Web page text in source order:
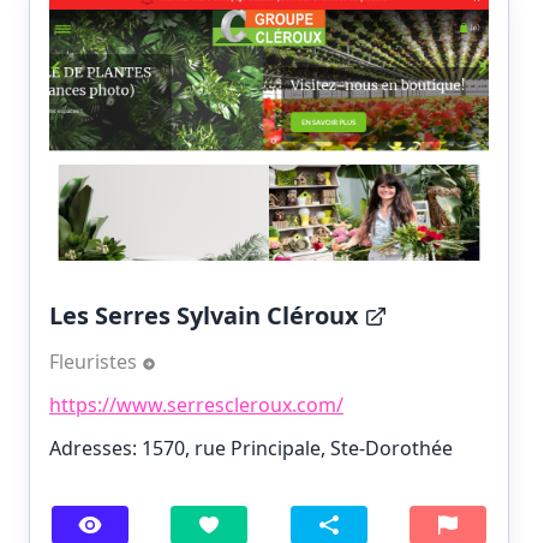
Les Serres Sylvain Cléroux
Fleuristes
https://www.serrescleroux.com/
Adresses: 1570, rue Principale, Ste-Dorothée